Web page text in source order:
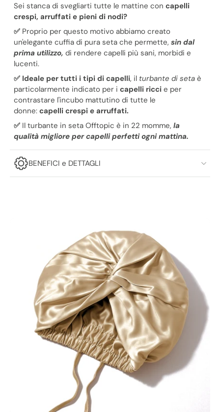
Sei stanca di svegliarti tutte le mattine con capelli
crespi, arruffati e pieni di nodi?
✅ Proprio per questo motivo abbiamo creato
un'elegante cuffia di pura seta che permette, sin dal
prima utilizzo, di rendere capelli più sani, morbidi e
lucenti.
✅ Ideale per tutti i tipi di capelli, il turbante di seta è
particolarmente indicato per i capelli ricci e per
contrastare l'incubo mattutino di tutte le
donne: capelli crespi e arruffati.
✅ Il turbante in seta Offtopic è in 22 momme, la
qualità migliore per capelli perfetti ogni mattina.
BENEFICI e DETTAGLI